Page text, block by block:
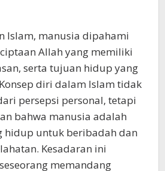
Islam, manusia dipahami
Allah yang memiliki
serta tujuan hidup yang
diri dalam Islam tidak
persepsi personal, tetapi
bahwa manusia adalah
hidup untuk beribadah dan
Kesadaran ini
memandang